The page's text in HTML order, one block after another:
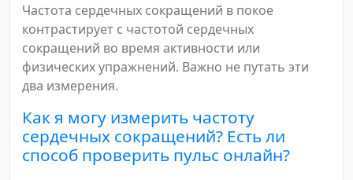
Частота сердечных сокращений в покое
контрастирует с частотой сердечных
сокращений во время активности или
физических упражнений. Важно не путать эти
два измерения.
Как я могу измерить частоту
сердечных сокращений? Есть ли
способ проверить пульс онлайн?